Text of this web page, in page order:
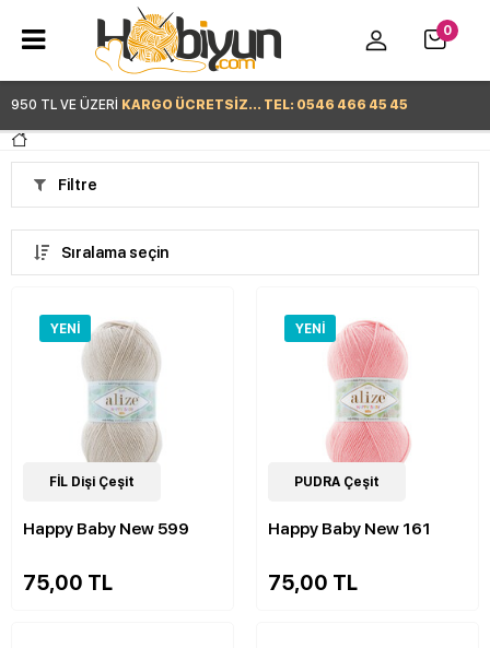
950 TL VE ÜZERİ KARGO ÜCRETSİZ... TEL: 0546 466 45 45
0
Filtre
Sıralama seçin
YENI
22Çeşit
FİL Dişi Çeşit
Happy Baby New 599
75,00 TL
YENI
22 Çeşit
PUDRA Çeşit
Happy Baby New 161
75,00 TL